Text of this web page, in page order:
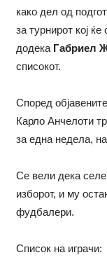
како дел од
за турнирот кој
додека Габриел
списокот.
Според
Карло Анчелоти
за една недела,
Се вели дека
изборот, и му
фудбалери.
Список на играчи: